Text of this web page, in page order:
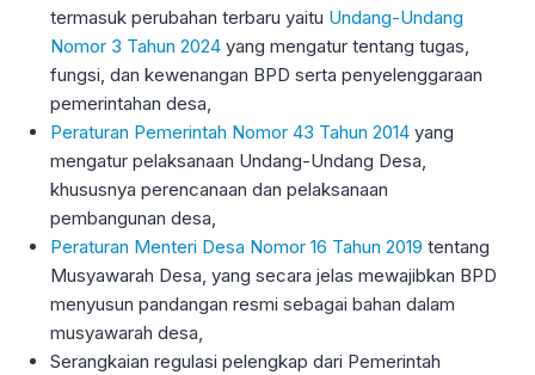
termasuk perubahan terbaru yaitu Undang-Undang
Nomor 3 Tahun 2024 yang mengatur tentang tugas,
fungsi, dan kewenangan BPD serta penyelenggaraan
pemerintahan desa,
Peraturan Pemerintah Nomor 43 Tahun 2014 yang
mengatur pelaksanaan Undang-Undang Desa,
khususnya perencanaan dan pelaksanaan
pembangunan desa,
Peraturan Menteri Desa Nomor 16 Tahun 2019 tentang
Musyawarah Desa, yang secara jelas mewajibkan BPD
menyusun pandangan resmi sebagai bahan dalam
musyawarah desa,
Serangkaian regulasi pelengkap dari Pemerintah